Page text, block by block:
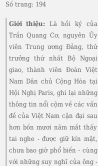
Số trang: 194
Giới thiệu: Là hồi ký của
Trần Quang Cơ, nguyên Ủy
viên Trung ương Đảng, thứ
trưởng thứ nhất Bộ Ngoại
giao, thành viên Đoàn Việt
Nam Dân chủ Cộng Hòa tại
Hội Nghị Paris, ghi lại những
thông tin nổi cộm về các vấn
đề của Việt Nam cận đại sau
hơn bốn mươi năm mắt thấy
tai nghe - được giữ kín mật,
chưa bao giờ phổ biến - cùng
với những suy nghĩ của ông -